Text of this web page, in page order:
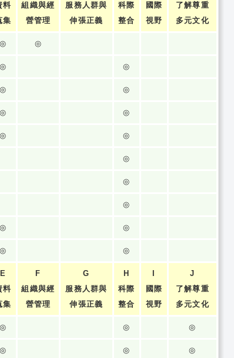
料
集
組織與經
營管理
服務人群與
伸張正義
科際
整合
國際
視野
了解尊重
多元文化
◎ ◎
◎ ◎
◎ ◎
◎ ◎
◎ ◎
◎
◎
◎
◎ ◎
◎ ◎
E
料
集
F
組織與經
營管理
G
服務人群與
伸張正義
H
科際
整合
國際
視野
J
了解尊重
多元文化
◎ ◎ ◎
◎ ◎ ◎